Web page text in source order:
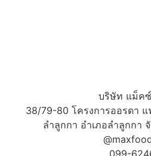
บริษัท แม็ค
38/79-80 โครงการออรดา
ลำลูกกา อำเภอลำลูกกา